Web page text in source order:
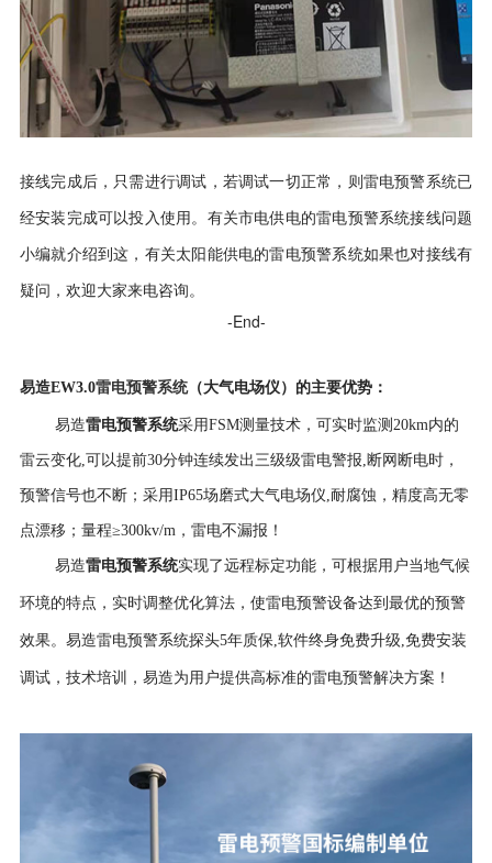
接线完成后，只需进行调试，若调试一切正常，则雷电预警系统已
经安装完成可以投入使用。有关市电供电的雷电预警系统接线问题
小编就介绍到这，有关太阳能供电的雷电预警系统如果也对接线有
疑问，欢迎大家来电咨询。
-End-
易造EW3.0雷电预警系统（大气电场仪） 的主要优势：
易造雷电预警系统采用FSM测量技术，可实时监测20km内的
雷云变化, 可以提前30分钟连续发出三级级雷电警报, 断网断电时，
预警信号也不断； 采用IP65场磨式大气电场仪,耐腐蚀，精度高无零
点漂移；量程≥300kv/m，雷电不漏报！
易造雷电预警系统实现了远程标定功能，可根据用户当地气候
环境的特点，实时调整优化算法，使雷电预警设备达到最优的预警
效果。 易造雷电预警系统探头5年质保,软件终身免费升级,免费安装
调试，技术培训，易造为用户提供高标准的雷电预警解决方案！